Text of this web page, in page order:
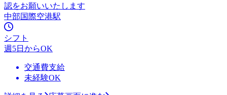
認をお願いいたします
中部国際空港駅
シフト
週5日からOK
交通費支給
未経験OK